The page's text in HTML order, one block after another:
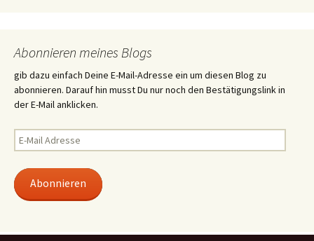
Abonnieren meines Blogs
gib dazu einfach Deine E-Mail-Adresse ein um diesen Blog zu
abonnieren. Darauf hin musst Du nur noch den Bestätigungslink in
der E-Mail anklicken.
E-
Mail
Abonnieren